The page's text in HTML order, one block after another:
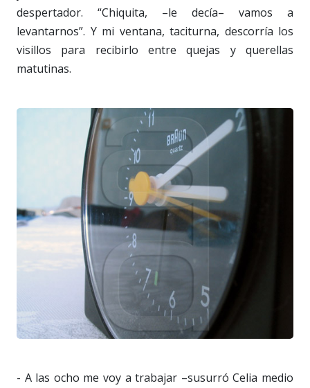
despertador. “Chiquita, –le decía– vamos a
levantarnos”. Y mi ventana, taciturna, descorría los
visillos para recibirlo entre quejas y querellas
matutinas.
- A las ocho me voy a trabajar –susurró Celia medio